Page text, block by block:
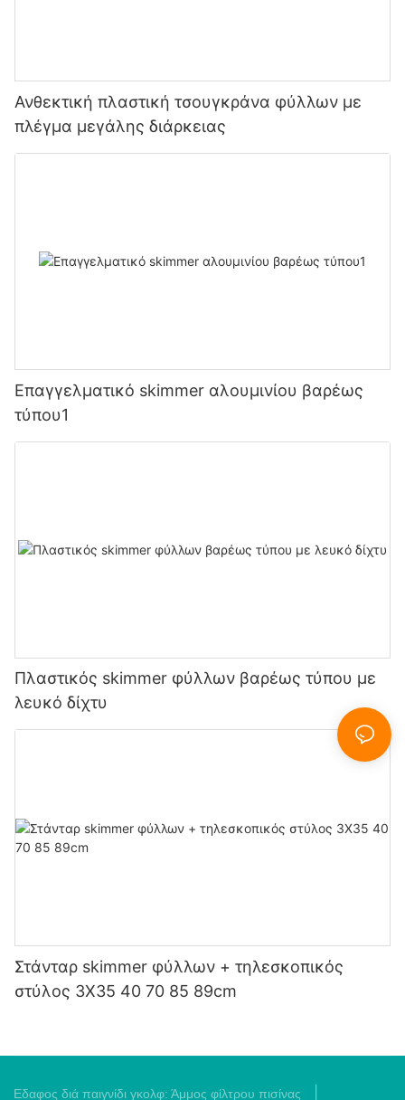
Ανθεκτική πλαστική τσουγκράνα φύλλων με
πλέγμα μεγάλης διάρκειας
Επαγγελματικό skimmer αλουμινίου βαρέως
τύπου1
Πλαστικός skimmer φύλλων βαρέως τύπου με
λευκό δίχτυ
Στάνταρ skimmer φύλλων + τηλεσκοπικός
στύλος 3X35 40 70 85 89cm
Εδαφος διά παιγνίδι γκολφ: Άμμος φίλτρου πισίνας